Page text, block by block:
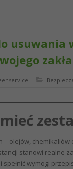
usuwania
olejów, chemikaliów
stanowi realne
wymogi